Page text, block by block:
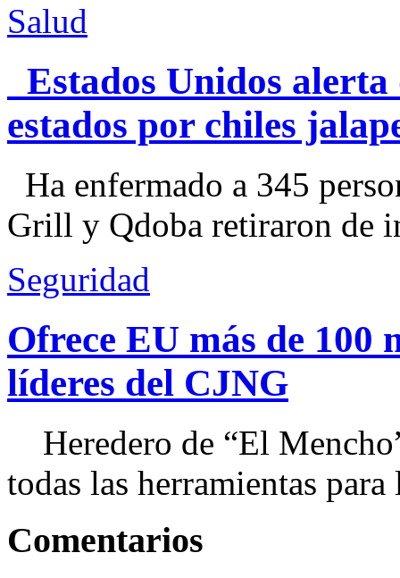
Salud
Estados Unidos alerta
estados por chiles
Ha enfermado a 345
Grill y Qdoba retiraron de
Seguridad
Ofrece EU más de 100
líderes del CJNG
Heredero de “El
todas las herramientas
Comentarios